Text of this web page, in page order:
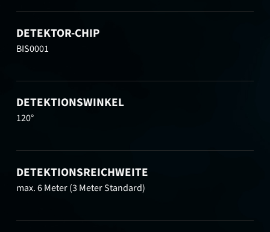
DETEKTOR-CHIP
BIS0001
DETEKTIONSWINKEL
120°
DETEKTIONSREICHWEITE
max. 6 Meter (3 Meter Standard)